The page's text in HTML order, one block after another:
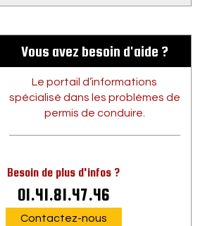
Vous avez besoin d'aide ?
Le portail d’informations
spécialisé dans les problèmes de
permis de conduire.
Besoin de plus d'infos ?
01.41.81.47.46
Contactez-nous